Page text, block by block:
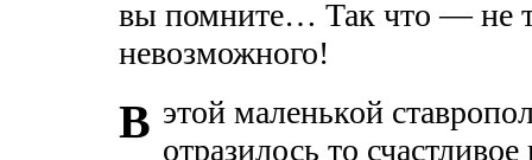
вы помните… Так что — не
невозможного!
В этой маленькой
отразилось то